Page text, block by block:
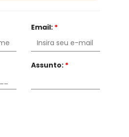
Email: *
Assunto: *